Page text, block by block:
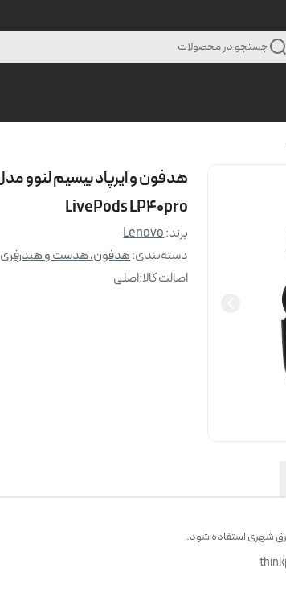
جستجو در محصولات
LivePods LP40pro
برند:Lenovo
دسته‌بندی:هدفون، هدست و هندزفری
اصالت کالا:اصلی